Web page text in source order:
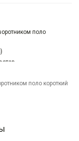
поло
поло короткий